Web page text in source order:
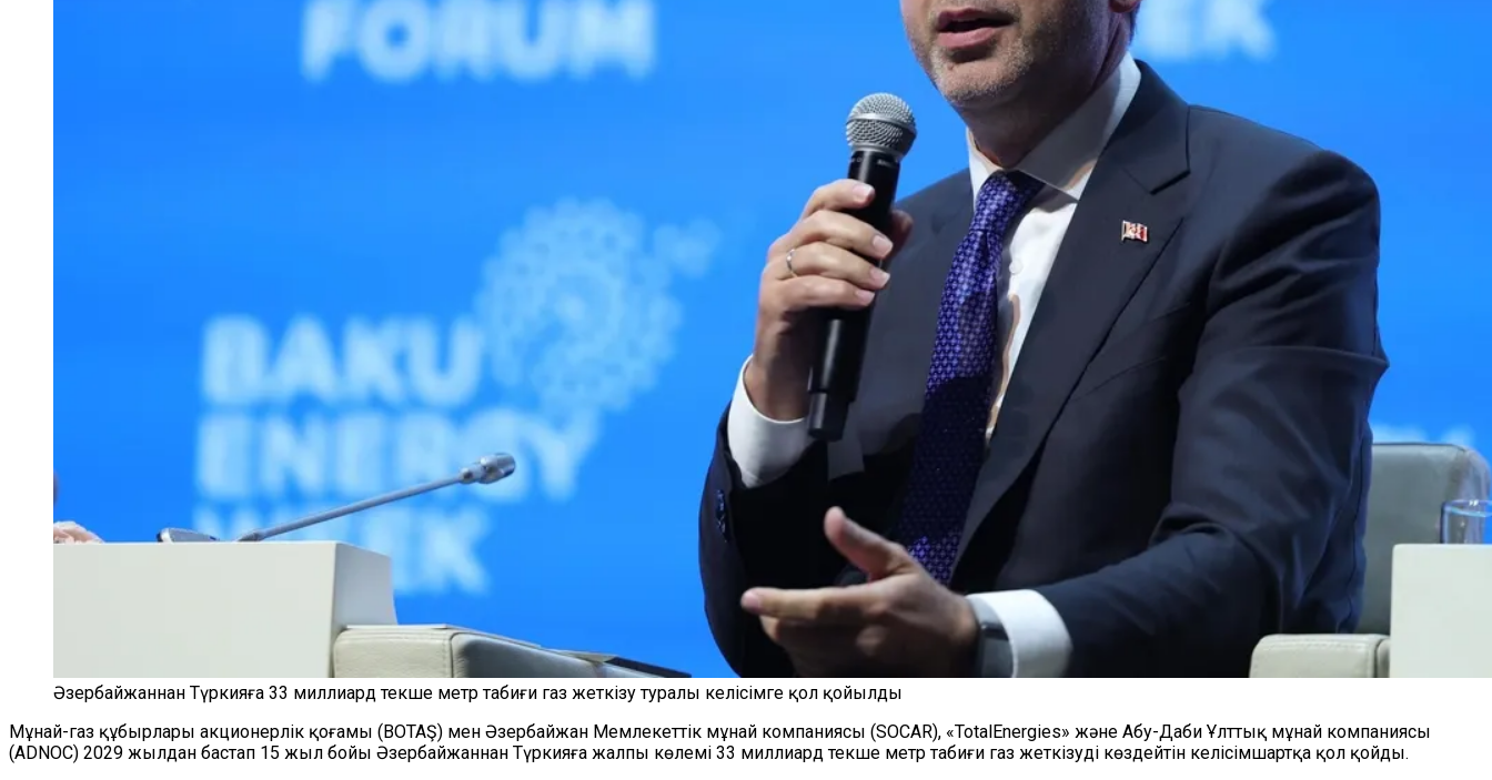
Әзербайжаннан Түркияға 33 миллиард текше метр табиғи газ жеткізу туралы келісімге қол қойылды
Мұнай-газ құбырлары акционерлік қоғамы (BOTAŞ) мен Әзербайжан Мемлекеттік мұнай компаниясы (SOCAR), «TotalEnergies» және Абу-Даби Ұлттық мұнай компаниясы
(ADNOC) 2029 жылдан бастап 15 жыл бойы Әзербайжаннан Түркияға жалпы көлемі 33 миллиард текше метр табиғи газ жеткізуді көздейтін келісімшартқа қол қойды.